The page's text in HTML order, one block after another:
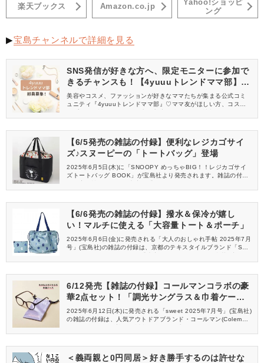
楽天ブックス Amazon.co.jp
Yahoo!ショッピ
ング
▶宝島チャンネルで詳細を見る
SNS発信が好きな方へ、限定モニターに参加で
きるチャンスも！【4yuuuトレンドママ部】部
員募集中
美容やコスメ、ファッションが好きなママたちが集まる公式コミ
ュニティ『4yuuuトレンドママ部』♡ママ友がほしい方、コスメサ
信してくれる方を募集しています！
【6/5発売の雑誌の付録】便利なレジカゴサイ
ズ♪スヌーピーの「トートバッグ」登場
2025年6月5日(木)に「SNOOPY めっちゃBIG！！レジカゴサイ
ズトートバッグ BOOK」が宝島社より発売されます。雑誌の付録
ーたちが描かれた可愛いトップカバー付きで、たっぷりな大荷物
【6/6発売の雑誌の付録】撥水＆保冷が嬉し
い！マルチに使える「大容量トート＆ポーチ」
2025年6月6日(金)に発売される「大人のおしゃれ手帖 2025年7月
号」(宝島社)の雑誌の付録は、京都のテキスタイルブランド「SO
トが登場します！撥水加工＆保冷仕様で、おしゃれを妥協したく
6/12発売【雑誌の付録】コールマンコラボの豪
華2点セット！「調光サングラス＆巾着ケー
ス」
2025年6月12日(木)に発売される「sweet 2025年7月号」(宝島社)
の雑誌の付録は、人気アウトドアブランド・コールマン(Coleman)
とそこまでがもっと快適になる「調光サングラス＆巾着ケース」
＜義両親と0円同居＞好き勝手するのは許せな